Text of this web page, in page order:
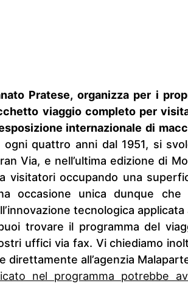
Pratese, organizza per i
viaggio completo per
internazionale di
quattro anni dal 1951, si
Via, e nell’ultima edizione di
visitatori occupando una
occasione unica dunque
tecnologica applicata
trovare il programma del
uffici via fax. Vi chiediamo
direttamente all’agenzia
nel programma potrebbe